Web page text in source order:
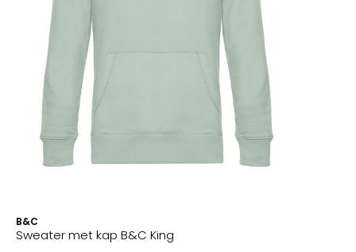
B&C
Sweater met kap B&C King